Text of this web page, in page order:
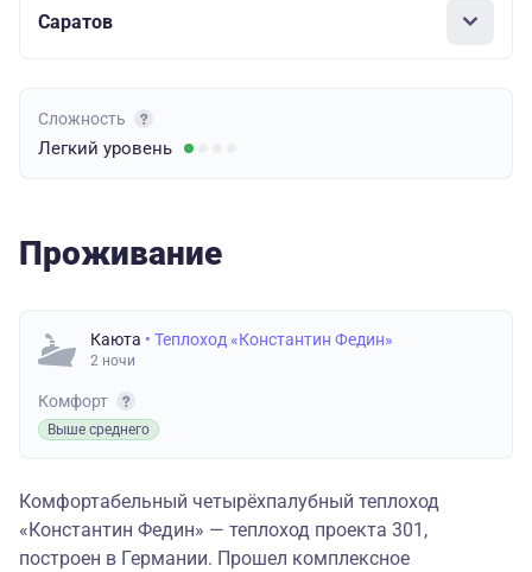
Саратов
Сложность
Легкий уровень
Проживание
Каюта • Теплоход «Константин Федин»
2 ночи
Комфорт
Выше среднего
Комфортабельный четырёхпалубный теплоход
«Константин Федин» — теплоход проекта 301,
построен в Германии. Прошел комплексное